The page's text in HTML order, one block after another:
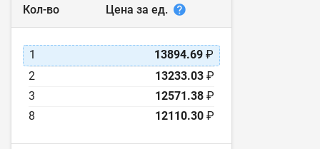
Кол-во Цена за ед.
1 13894.69 ₽
2
13233.03 ₽
3
12571.38 ₽
8
12110.30 ₽